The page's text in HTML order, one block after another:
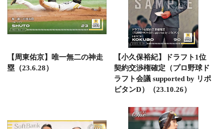
【周東佑京】唯一無二の神走
塁（23.6.28）
【小久保裕紀】ドラフト1位
契約交渉権確定（プロ野球ド
ラフト会議 supported by リポ
ビタンD）（23.10.26）